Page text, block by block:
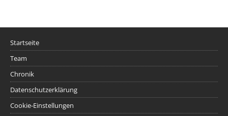
Startseite
Team
Chronik
Datenschutzerklärung
Cookie-Einstellungen